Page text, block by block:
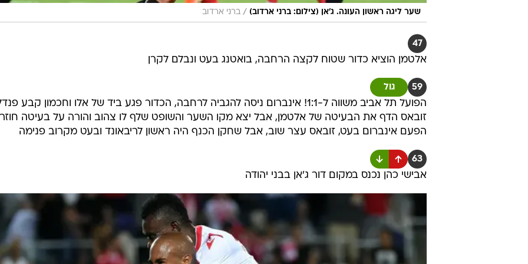
שער ליגה ראשון העונה. ג'אן (צילום: ברני ארדוב) / ברני ארדוב
47
אלטמן הוציא כדור שטוח לקצה הרחבה, בואטנג בעט ונבלם לקרן
59 גול
הפועל תל אביב משווה ל-1:1! אינברום ניסה להגביה לרחבה, הכדור פגע ביד של אלו וחכמון קבע
זובאס הדף את הבעיטה של אלטמן, אבל יצא מקו השער והשופט שלף לו צהוב והורה על בעיטה
הפעם אינברום בעט, זובאס עצר שוב, אבל שחקן הכנף היה ראשון לריבאונד ובעט מקרוב פנימה
63
אבישי כהן נכנס במקום דור ג'אן בבני יהודה